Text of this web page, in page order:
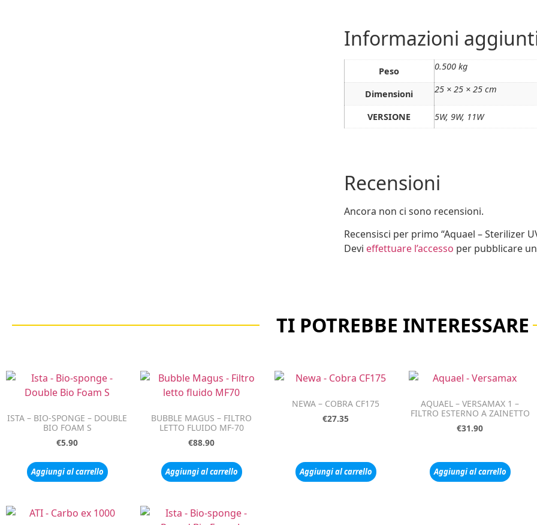
Informazioni
Peso 0.500 kg
Dimensioni 25 × 25 × 25 cm
VERSIONE 5W, 9W, 11W
Recensioni
Ancora non ci sono recensioni.
Recensisci per primo “Aquael – Sterilizer
Devi effettuare l’accesso per pubblicare
TI POTREBBE INTERESSARE
ISTA – BIO-SPONGE – DOUBLE
BIO FOAM S
€5.90
Aggiungi al carrello
BUBBLE MAGUS – FILTRO
LETTO FLUIDO MF-70
€88.90
Aggiungi al carrello
NEWA – COBRA CF175
€27.35
Aggiungi al carrello
AQUAEL – VERSAMAX 1 –
FILTRO ESTERNO A ZAINETTO
€31.90
Aggiungi al carrello